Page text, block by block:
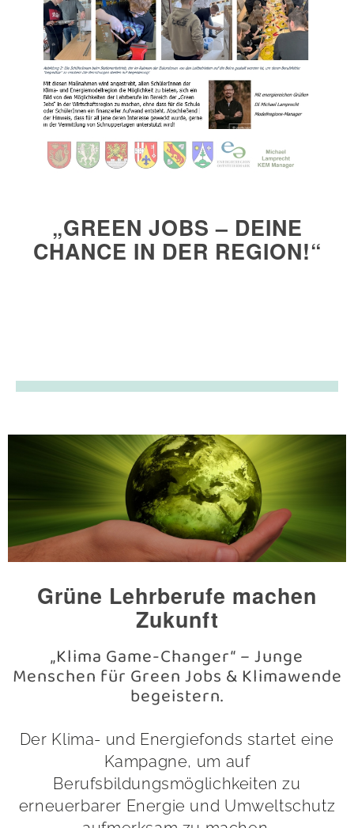
„GREEN JOBS – DEINE
CHANCE IN DER REGION!“
Grüne Lehrberufe machen
Zukunft
„Klima Game-Changer“ – Junge
Menschen für Green Jobs & Klimawende
begeistern.
Der Klima- und Energiefonds startet eine
Kampagne, um auf
Berufsbildungsmöglichkeiten zu
erneuerbarer Energie und Umweltschutz